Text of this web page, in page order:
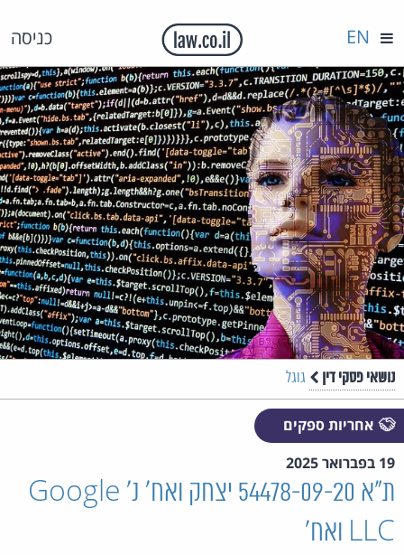
כניסה EN
נושאי פסקי דין גוגל
אחריות ספקים
19 בפברואר 2025
ת"א 54478-09-20 יצחק ואח' נ' Google
LLC ואח'